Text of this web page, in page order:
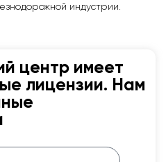
индустрии.
центр имеет
лицензии. Нам